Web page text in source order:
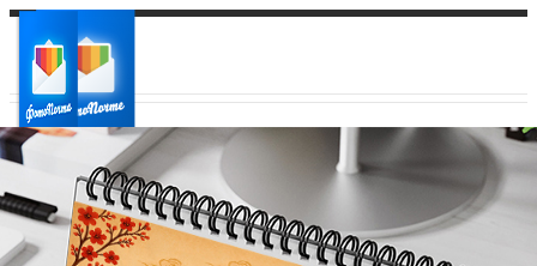
Ваш город:
Ваш регион доставки